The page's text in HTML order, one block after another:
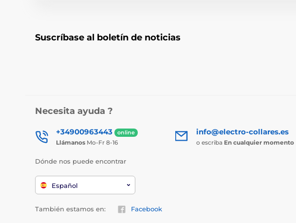
Suscríbase al boletín de noticias
Necesita ayuda ?
+34900963443 online
Llámanos Mo-Fr 8-16
info@electro-collares.es
o escriba En cualquier momento
Dónde nos puede encontrar
Español
También estamos en: Facebook